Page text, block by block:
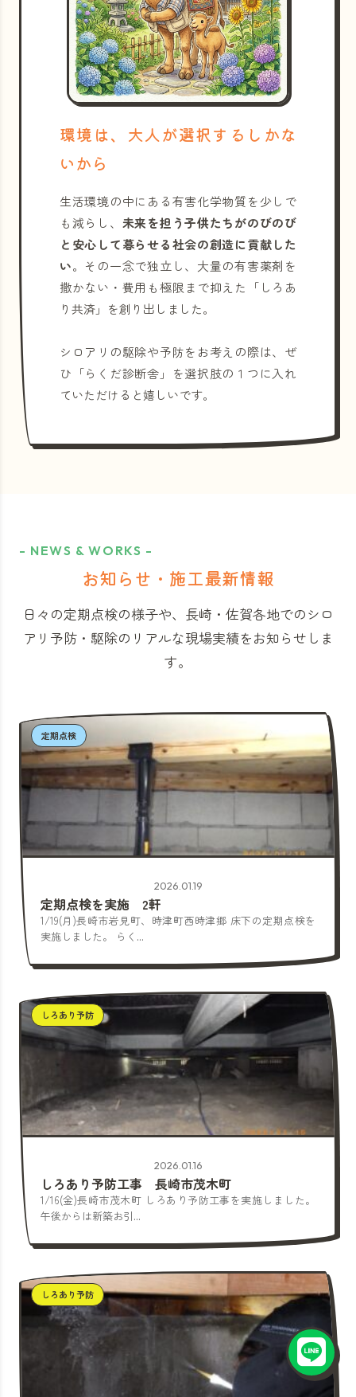
環境は、大人が選択するしかな
いから
生活環境の中にある有害化学物質を少しで
も減らし、 未来を担う子供たちがのびのび
と安心して暮らせる社会の創造に貢献した
い。その一念で独立し、大量の有害薬剤を
撒かない・費用も極限まで抑えた「しろあ
り共済」を創り出しました。
シロアリの駆除や予防をお考えの際は、ぜ
ひ「らくだ診断舎」を選択肢の１つに入れ
ていただけると嬉しいです。
- NEWS & WORKS -
お知らせ・施工最新情報
日々の定期点検の様子や、長崎・佐賀各地でのシロ
アリ予防・駆除のリアルな現場実績をお知らせしま
す。
定期点検
2026.01.19
定期点検を実施 2軒
1/19(月)長崎市岩見町、時津町西時津郷 床下の定期点検を
実施しました。 らく...
しろあり予防
2026.01.16
しろあり予防工事 長崎市茂木町
1/16(金)長崎市茂木町 しろあり予防工事を実施しました。
午後からは新築お引...
しろあり予防